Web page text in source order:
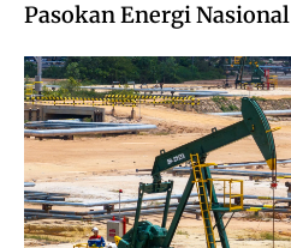
Pasokan Energi Nasional